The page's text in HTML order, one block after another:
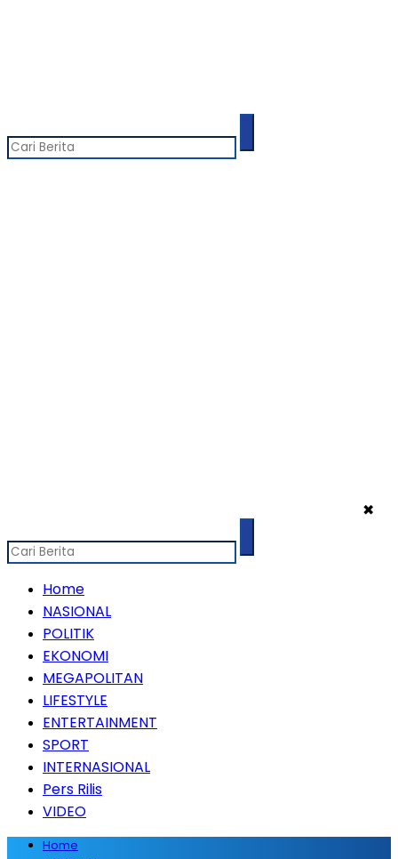
✖
Home
NASIONAL
POLITIK
EKONOMI
MEGAPOLITAN
LIFESTYLE
ENTERTAINMENT
SPORT
INTERNASIONAL
Pers Rilis
VIDEO
Home